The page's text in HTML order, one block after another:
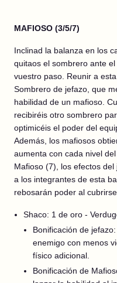
MAFIOSO (3/5/7)
Inclinad la balanza en los
quitaos el sombrero ante
vuestro paso. Reunir a
Sombrero de jefazo, que
habilidad de un mafioso.
recibiréis otro sombrero
optimicéis el poder del
Además, los mafiosos
aumenta con cada nivel
Mafioso (7), los efectos
a los integrantes de esta
rebosarán poder al
Shaco: 1 de oro -
Bonificación de
enemigo con menos
físico adicional.
Bonificación de